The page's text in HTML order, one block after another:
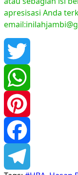
apresisasi Anda
Twitter
WhatsApp
Pinterest
Facebook